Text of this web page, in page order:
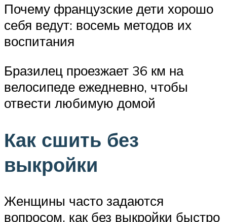
Почему французские дети хорошо
себя ведут: восемь методов их
воспитания
Бразилец проезжает 36 км на
велосипеде ежедневно, чтобы
отвести любимую домой
Как сшить без
выкройки
Женщины часто задаются
вопросом, как без выкройки быстро